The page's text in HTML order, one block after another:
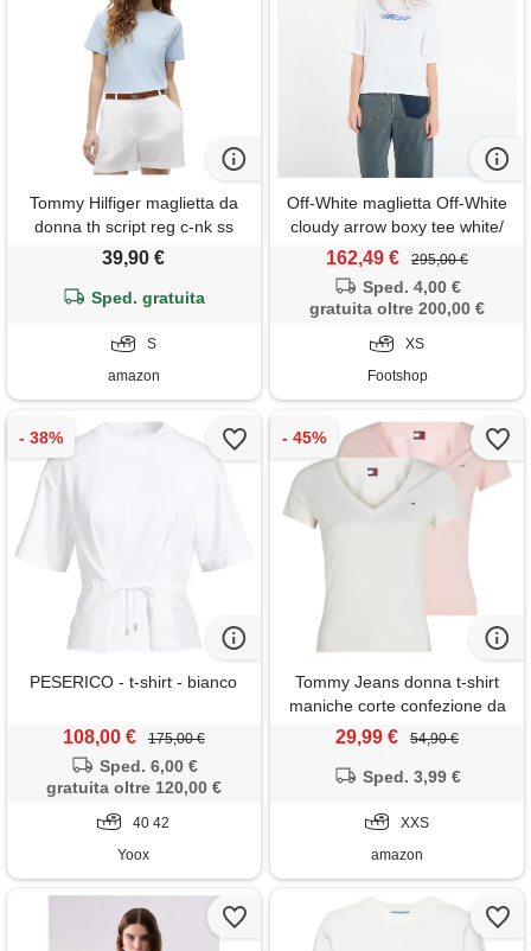
Tommy Hilfiger maglietta da
donna th script reg c-nk ss
ww0ww49941 s/s, blu (breezy
39,90 €
Sped. gratuita
S
amazon
Off-White maglietta Off-White
cloudy arrow boxy tee white/
electric blue
162,49 € 295,00 €
Sped. 4,00 €
gratuita oltre 200,00 €
XS
Footshop
PESERICO - t-shirt - bianco
108,00 € 175,00 €
Sped. 6,00 €
gratuita oltre 120,00 €
40 42
Yoox
Tommy Jeans donna t-shirt
maniche corte confezione da
2 con scollo a v, multicolore
29,99 € 54,90 €
Sped. 3,99 €
XXS
amazon